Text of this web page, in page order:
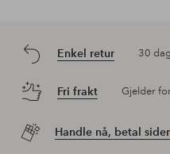
Enkel retur 30
Fri frakt Gjelder
Handle nå, betal